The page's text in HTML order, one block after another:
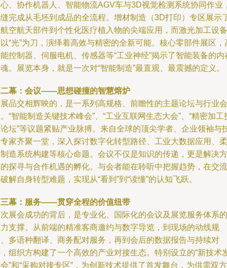
、协作机器人、智能物流AGV车与3D视觉检测系统协同作业
完成从毛坯到成品的全流程。增材制造（3D打印）专区展示
空航天部件到个性化医疗植入物的尖端应用，而激光加工设备
“光”为刀，演绎着高效与精密的全新可能。核心零部件展区，
控制器、伺服电机、传感器等“工业神经”揭示了智能装备的内
。展览本身，就是一次对“智能制造”最直观、最震撼的定义。
幕：会议——思想碰撞的智慧熔炉
品交相辉映的，是一系列高规格、前瞻性的主题论坛与行业会
“智能制造关键技术峰会”、“工业互联网生态大会”、“精密加工
坛”等议题紧贴产业脉搏。来自全球的顶尖学者、企业领袖与
家齐聚一堂，深入探讨数字化转型路径、工业大数据应用、柔
造系统构建等核心命题。会议不仅是知识的传递，更是解决方
探寻与合作机遇的孵化。与会者能在聆听中把握趋势，在交流
解自身转型难题，实现从“看到”到“读懂”的认知飞跃。
幕：服务——贯穿全程的价值纽带
展会成功的背后，是专业化、国际化的会议及展览服务体系的
支撑。从前端的精准客商邀约与数字导览，到现场的动线规
多语种翻译、商务配对服务，再到会后的数据报告与持续对
组织方构建了一个高效的产业对接生态。特别设立的“新技术
”和“采购对接专区”，为创新技术提供了首发舞台，为供需双方